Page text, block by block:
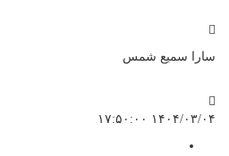
سارا سمیع شمس
۱۴۰۴/۰۳/۰۴ ۱۷:۵۰:۰۰